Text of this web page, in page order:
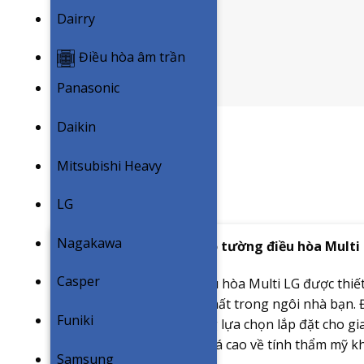
Dairry
Điều hòa âm trần
Panasonic
Daikin
Mitsubishi Heavy
LG
Nagakawa
Casper
Funiki
Samsung
Giới thiệu dàn lạnh treo tường điều hòa Multi
Dàn lạnh treo tường điều hòa Multi LG được
với mọi không gian nội thất trong ngôi nhà
thường được khách hàng lựa chọn lắp đặt cho
có yêu cầu hay đòi hỏi quá cao về tính thẩm mỹ